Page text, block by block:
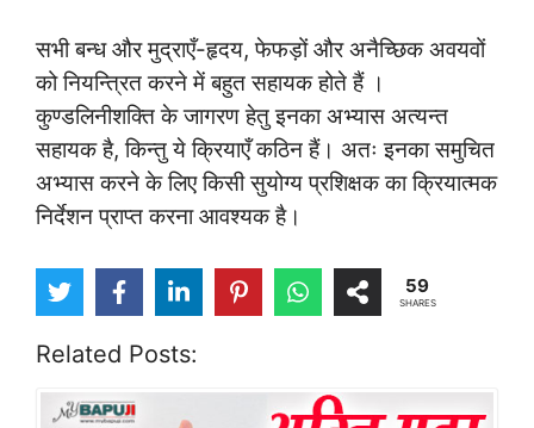
सभी बन्ध और मुद्राएँ-हृदय, फेफड़ों और अनैच्छिक अवयवों
को नियन्त्रित करने में बहुत सहायक होते हैं ।
कुण्डलिनीशक्ति के जागरण हेतु इनका अभ्यास अत्यन्त
सहायक है, किन्तु ये क्रियाएँ कठिन हैं। अतः इनका समुचित
अभ्यास करने के लिए किसी सुयोग्य प्रशिक्षक का क्रियात्मक
निर्देशन प्राप्त करना आवश्यक है।
59
SHARES
Related Posts: